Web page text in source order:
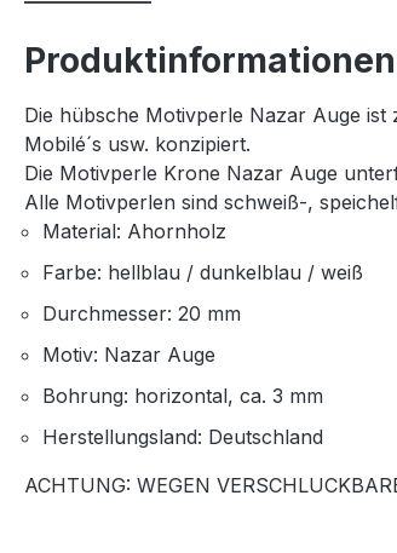
Die hübsche Motivperle Nazar Auge
Mobilé´s usw. konzipiert.
Die Motivperle Krone Nazar Auge
Alle Motivperlen sind schweiß-,
Material: Ahornholz
Farbe: hellblau / dunkelblau / weiß
Durchmesser: 20 mm
Motiv: Nazar Auge
Bohrung: horizontal, ca. 3 mm
Herstellungsland: Deutschland
ACHTUNG: WEGEN